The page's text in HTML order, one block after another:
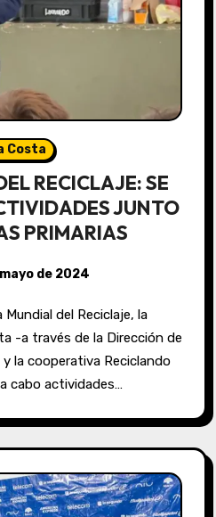
Costa
RECICLAJE: SE
JUNTO
PRIMARIAS
de 2024
-a través de la Dirección de
la cooperativa Reciclando
cabo actividades…